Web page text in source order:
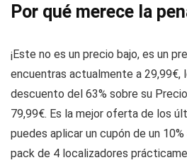
Por qué merece la
¡Este no es un precio bajo, es un
encuentras actualmente a 29,99€,
descuento del 63% sobre su
79,99€. Es la mejor oferta de los
puedes aplicar un cupón de un
pack de 4 localizadores